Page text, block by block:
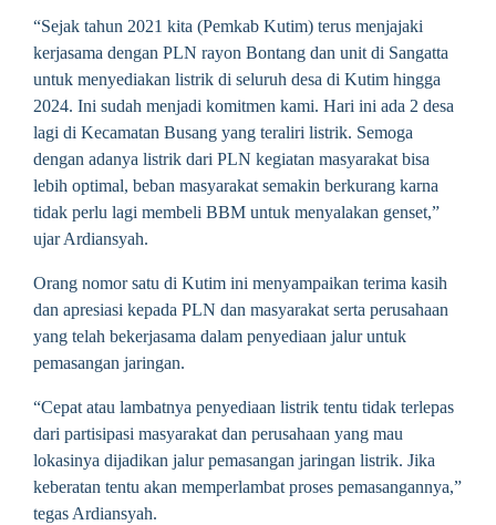
“Sejak tahun 2021 kita (Pemkab Kutim) terus menjajaki
kerjasama dengan PLN rayon Bontang dan unit di Sangatta
untuk menyediakan listrik di seluruh desa di Kutim hingga
2024. Ini sudah menjadi komitmen kami. Hari ini ada 2 desa
lagi di Kecamatan Busang yang teraliri listrik. Semoga
dengan adanya listrik dari PLN kegiatan masyarakat bisa
lebih optimal, beban masyarakat semakin berkurang karna
tidak perlu lagi membeli BBM untuk menyalakan genset,”
ujar Ardiansyah.
Orang nomor satu di Kutim ini menyampaikan terima kasih
dan apresiasi kepada PLN dan masyarakat serta perusahaan
yang telah bekerjasama dalam penyediaan jalur untuk
pemasangan jaringan.
“Cepat atau lambatnya penyediaan listrik tentu tidak terlepas
dari partisipasi masyarakat dan perusahaan yang mau
lokasinya dijadikan jalur pemasangan jaringan listrik. Jika
keberatan tentu akan memperlambat proses pemasangannya,”
tegas Ardiansyah.